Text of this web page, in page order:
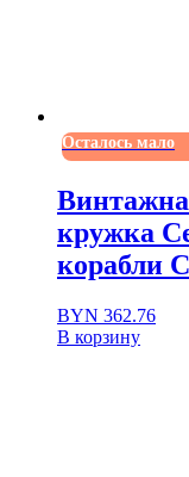
Осталось мало
кружка
корабли
BYN 362.76
В корзину